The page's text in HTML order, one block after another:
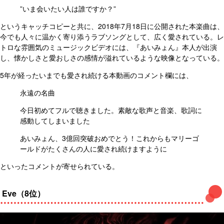
”いま会いたい人は誰ですか？”
というキャッチコピーと共に、2018年7月18日に公開された本楽曲は、
今でも人々に温かく寄り添うラブソングとして、広く愛されている。レ
トロな雰囲気のミュージックビデオには、『あいみょん』本人が出演
し、懐かしさと愛おしさの感情が溢れているような映像となっている。
5年が経ったいまでも愛され続ける本動画のコメント欄には、
永遠の名曲
今日初めてフルで聴きました。素敵な歌声と音楽、歌詞に
感動してしまいました
あいみょん、3億回突破おめでとう！これからもマリーゴ
ールドがたくさんの人に愛され続けますように
といったコメントが寄せられている。
Eve（8位）